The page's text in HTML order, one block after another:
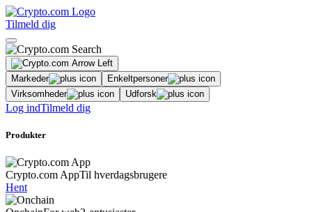
Tilmeld dig
Markeder
Enkeltpersoner
Virksomheder
Udforsk
Log indTilmeld dig
Produkter
Crypto.com AppTil hverdagsbrugere
Hent